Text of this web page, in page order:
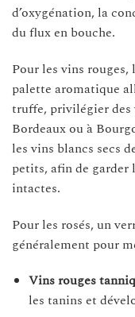
d’oxygénation, la
du flux en bouche.
Pour les vins
palette aromatique
truffe, privilégier des
Bordeaux ou à
les vins blancs secs
petits, afin de garder
intactes.
Pour les rosés, un
généralement pour
Vins rouges
les tanins et